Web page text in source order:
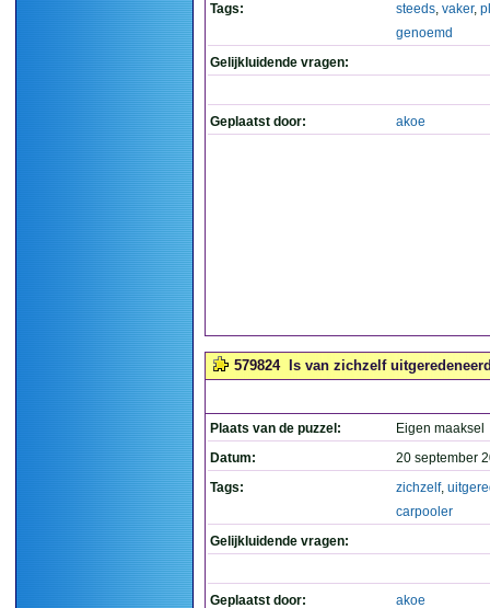
Tags:
steeds, vaker,
genoemd
Gelijkluidende vragen:
Geplaatst door: akoe
579824 Is van zichzelf
Plaats van de puzzel:
Eigen maaksel
Datum:
20 september
Tags:
zichzelf,
carpooler
Gelijkluidende vragen:
Geplaatst door: akoe